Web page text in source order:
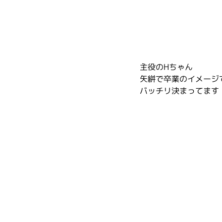
主役のHちゃん
矢絣で卒業のイメージ
バッチリ決まってます